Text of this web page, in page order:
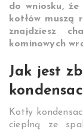
do wniosku,
kotłów muszą
znajdziesz
kominowych
Jak jest
Kotły
cieplną ze